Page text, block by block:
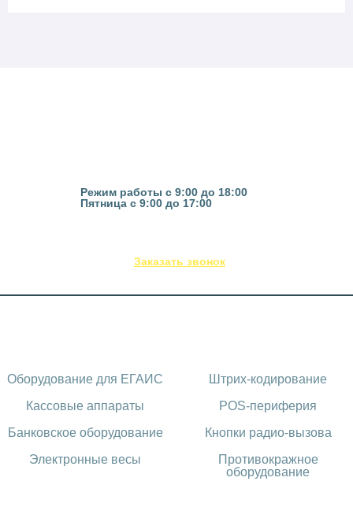
Режим работы с 9:00 до 18:00
Пятница с 9:00 до 17:00
Заказать звонок
Оборудование для ЕГАИС
Кассовые аппараты
Банковское оборудование
Электронные весы
Штрих-кодирование
POS-периферия
Кнопки радио-вызова
Противокражное
оборудование